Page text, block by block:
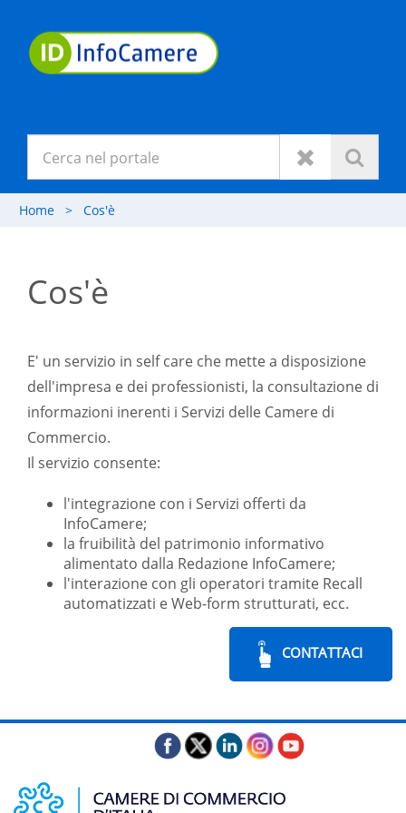
Home > Cos'è
Cos'è
E' un servizio in self care che mette a disposizione
dell'impresa e dei professionisti, la consultazione di
informazioni inerenti i Servizi delle Camere di
Commercio.
Il servizio consente:
l'integrazione con i Servizi offerti da
InfoCamere;
la fruibilità del patrimonio informativo
alimentato dalla Redazione InfoCamere;
l'interazione con gli operatori tramite Recall
automatizzati e Web-form strutturati, ecc.
CONTATTACI